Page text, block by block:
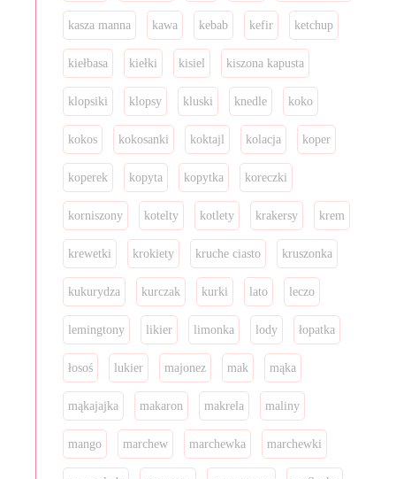
kasza manna kawa kebab kefir ketchup
kiełbasa kiełki kisiel kiszona kapusta
klopsiki klopsy kluski knedle koko
kokos kokosanki koktajl kolacja koper
koperek kopyta kopytka koreczki
korniszony kotelty kotlety krakersy krem
krewetki krokiety kruche ciasto kruszonka
kukurydza kurczak kurki lato leczo
lemingtony likier limonka lody łopatka
łosoś lukier majonez mak mąka
mąkajajka makaron makrela maliny
mango marchew marchewka marchewki